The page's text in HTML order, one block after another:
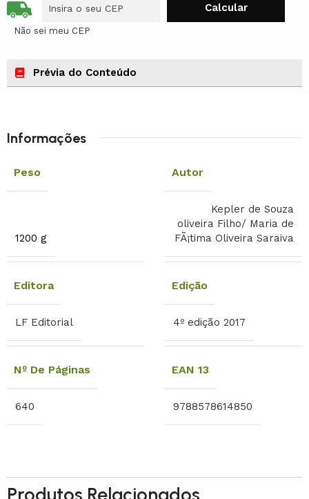
Não sei meu CEP
Prévia do Conteúdo
Informações
Peso
1200 g
Autor
Kepler de Souza
oliveira Filho/ Maria de
FÃ¡tima Oliveira Saraiva
Editora
LF Editorial
Edição
4º edição 2017
Nº De Páginas
640
EAN 13
9788578614850
Produtos Relacionados